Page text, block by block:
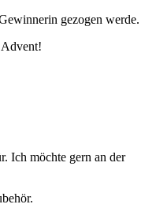
gezogen werde.
Ich möchte gern an der